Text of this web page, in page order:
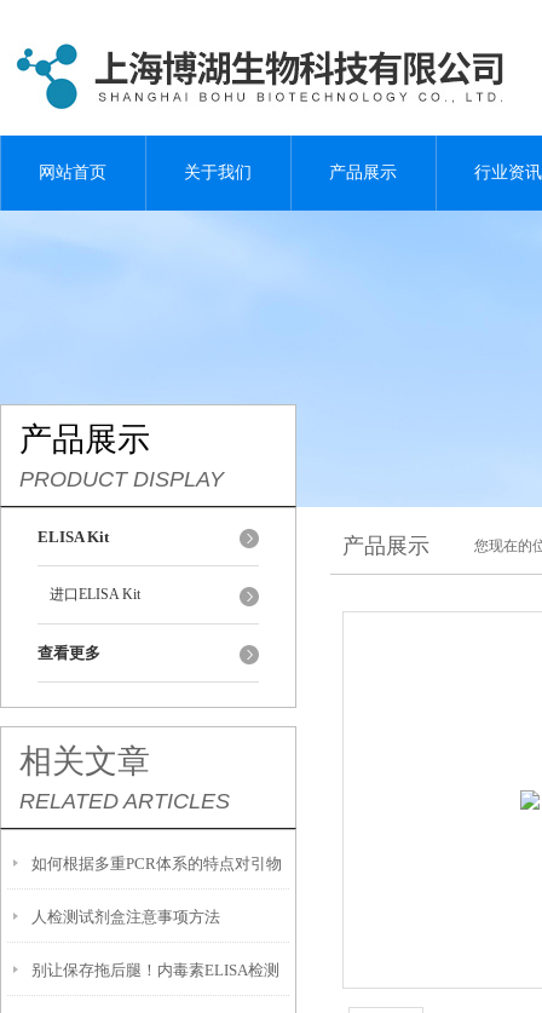
网站首页 关于我们 产品展示 行业资讯
产品展示
PRODUCT DISPLAY
ELISA Kit
进口ELISA Kit
查看更多
相关文章
RELATED ARTICLES
如何根据多重PCR体系的特点对引物
进行优化设计？
人检测试剂盒注意事项方法
别让保存拖后腿！内毒素ELISA检测
产品展示 您现在的